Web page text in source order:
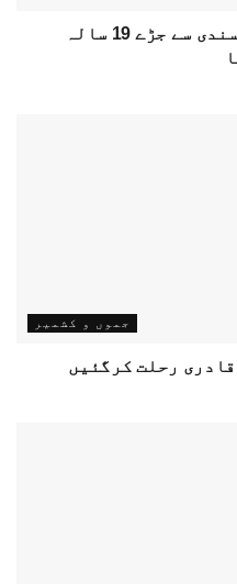
جموں پولیس نے آن لائن شدت پسندی سے جڑے 19 سالہ
جموں و کشمیر
رحلت کرگئیں